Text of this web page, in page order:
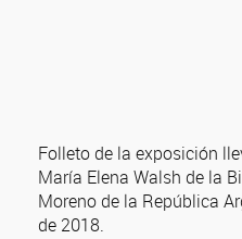
Folleto de la exposición
María Elena Walsh de la
Moreno de la República
de 2018.